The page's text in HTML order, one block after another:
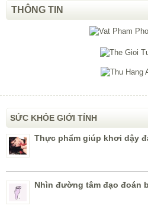
THÔNG TIN
SỨC KHỎE GIỚI TÍNH
Thực phẩm giúp khơi dậy
Nhìn đường tâm đạo đoán